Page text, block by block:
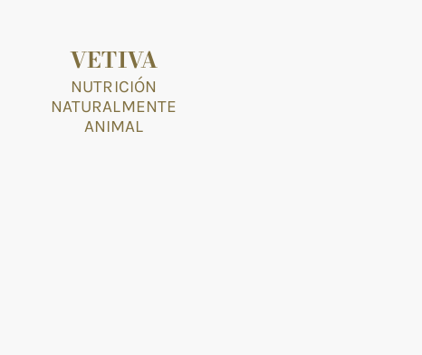
VETIVA
NUTRICIÓN
NATURALMENTE
ANIMAL